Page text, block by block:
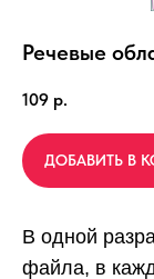
Речевые
109 р.
ДОБАВИТЬ В
В одной
файла, в